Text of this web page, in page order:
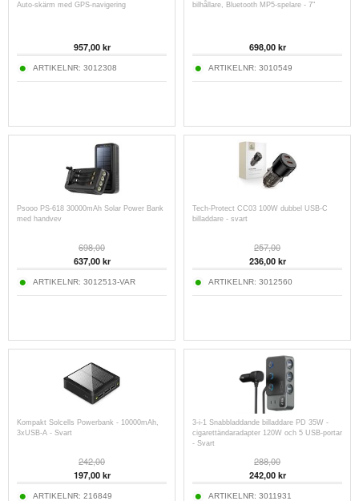
Auto-skärm med GPS-navigering
957,00kr
ARTIKELNR: 3012308
bilhållare, Bluetooth MP5-spelare - 7"
698,00kr
ARTIKELNR: 3010549
Psooo PS-618 30000mAh Solar Power Bank
med handvev
698,00
637,00kr
ARTIKELNR: 3012513-VAR
Tech-Protect CC03 100W dubbel USB-C
billaddare - svart
257,00
236,00kr
ARTIKELNR: 3012560
Kompakt Solcells Powerbank - 10000mAh,
3xUSB-A - Svart
242,00
197,00kr
ARTIKELNR: 216849
3-i-1 Snabbladdande billaddare PD 35W -
cigarettändaradapter 120W och 5 USB-portar
- Svart
288,00
242,00kr
ARTIKELNR: 3011931